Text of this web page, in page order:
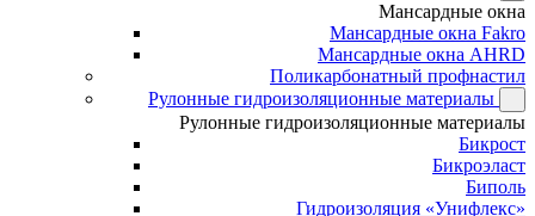
Мансардные окна
Мансардные окна Fakro
Мансардные окна AHRD
Поликарбонатный профнастил
Рулонные гидроизоляционные материалы
Рулонные гидроизоляционные материалы
Бикрост
Бикроэласт
Биполь
Гидроизоляция «Унифлекс»